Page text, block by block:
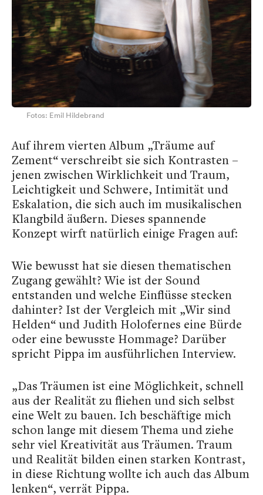
Fotos: Emil Hildebrand
Auf ihrem vierten Album „Träume auf
Zement“ verschreibt sie sich Kontrasten –
jenen zwischen Wirklichkeit und Traum,
Leichtigkeit und Schwere, Intimität und
Eskalation, die sich auch im musikalischen
Klangbild äußern. Dieses spannende
Konzept wirft natürlich einige Fragen auf:
Wie bewusst hat sie diesen thematischen
Zugang gewählt? Wie ist der Sound
entstanden und welche Einflüsse stecken
dahinter? Ist der Vergleich mit „Wir sind
Helden“ und Judith Holofernes eine Bürde
oder eine bewusste Hommage? Darüber
spricht Pippa im ausführlichen Interview.
„Das Träumen ist eine Möglichkeit, schnell
aus der Realität zu fliehen und sich selbst
eine Welt zu bauen. Ich beschäftige mich
schon lange mit diesem Thema und ziehe
sehr viel Kreativität aus Träumen. Traum
und Realität bilden einen starken Kontrast,
in diese Richtung wollte ich auch das Album
lenken“, verrät Pippa.